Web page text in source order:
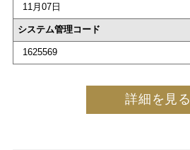
11月07日
システム管理コード
1625569
詳細を見る